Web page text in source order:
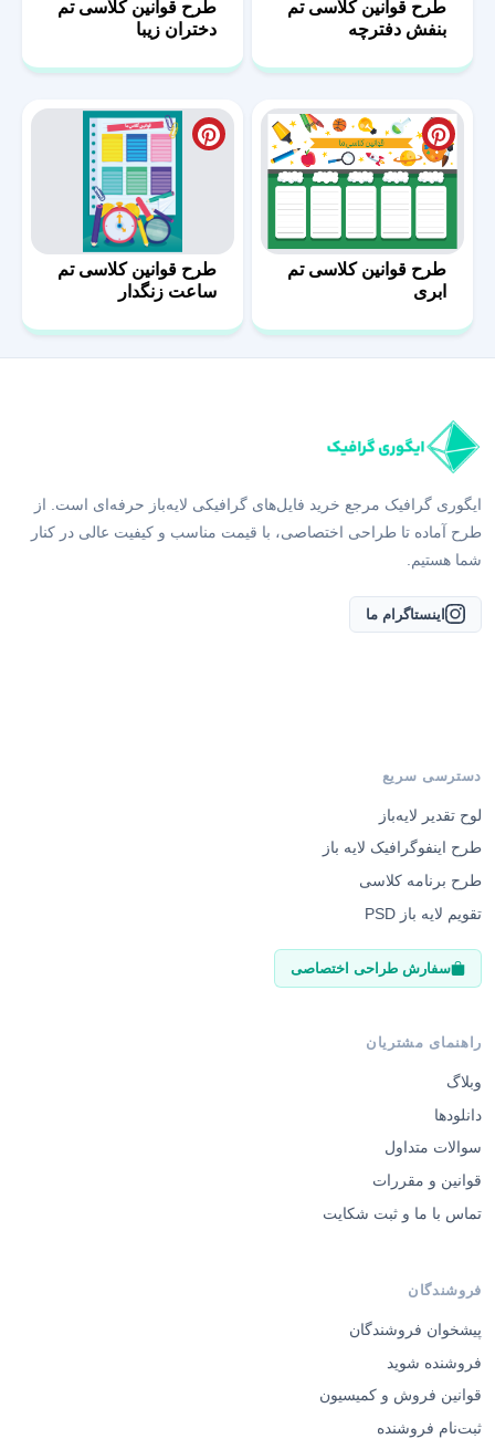
طرح قوانین کلاسی تم
بنفش دفترچه
طرح قوانین کلاسی تم
دختران زیبا
طرح قوانین کلاسی تم
ابری
طرح قوانین کلاسی تم
ساعت زنگدار
ایگوری گرافیک مرجع خرید فایل‌های گرافیکی لایه‌باز حرفه‌ای است. از
طرح آماده تا طراحی اختصاصی، با قیمت مناسب و کیفیت عالی در کنار
شما هستیم.
اینستاگرام ما
دسترسی سریع
لوح تقدیر لایه‌باز
طرح اینفوگرافیک لایه باز
طرح برنامه کلاسی
تقویم لایه باز PSD
سفارش طراحی اختصاصی
راهنمای مشتریان
وبلاگ
دانلودها
سوالات متداول
قوانین و مقررات
تماس با ما و ثبت شکایت
فروشندگان
پیشخوان فروشندگان
فروشنده شوید
قوانین فروش و کمیسیون
ثبت‌نام فروشنده